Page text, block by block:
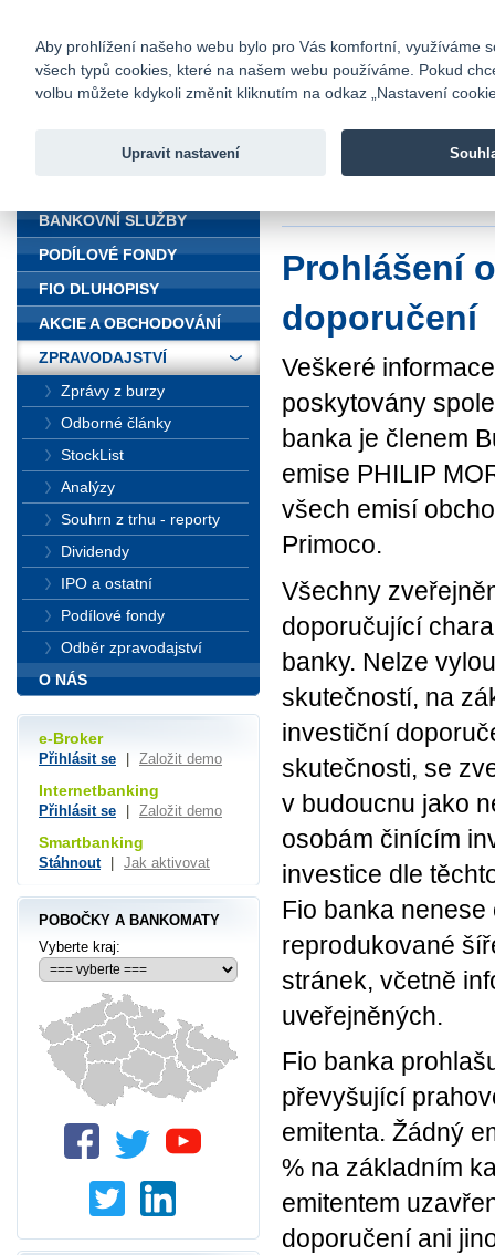
Fio banka
Fio banka
Prohlášení
doporučení
Veškeré
poskytovány
banka je členem
emise PHILIP
všech emisí
Primoco.
Všechny
doporučující
banky. Nelze
skutečností, na
investiční
skutečnosti, se
v budoucnu jako
osobám činícím
investice dle
Fio banka
reprodukované
stránek, včetně
uveřejněných.
Fio banka
převyšující
emitenta. Žádný
% na základním
emitentem
doporučení ani
BANKOVNÍ SLUŽBY
PODÍLOVÉ FONDY
FIO DLUHOPISY
AKCIE A OBCHODOVÁNÍ
ZPRAVODAJSTVÍ
Zprávy z burzy
Odborné články
StockList
Analýzy
Souhrn z trhu - reporty
Dividendy
IPO a ostatní
Podílové fondy
Odběr zpravodajství
O NÁS
e-Broker
Přihlásit se Založit demo
Internetbanking
Přihlásit se Založit demo
Smartbanking
Stáhnout Jak aktivovat
POBOČKY A BANKOMATY
Vyberte kraj:
Aby prohlížení našeho webu bylo pro Vás komfortní, využíváme
všech typů cookies, které na našem webu používáme. Pokud
volbu můžete kdykoli změnit kliknutím na odkaz „Nastavení
Upravit nastavení